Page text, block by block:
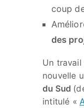
coup
des
Un
nouvelle
du Sud
intitulé «